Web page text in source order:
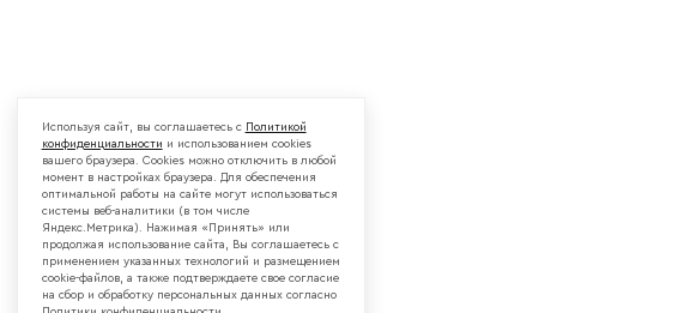
Используя сайт, вы соглашаетесь с Политикой
конфиденциальности и использованием cookies
вашего браузера. Cookies можно отключить в любой
момент в настройках браузера. Для обеспечения
оптимальной работы на сайте могут использоваться
системы веб-аналитики (в том числе
Яндекс.Метрика). Нажимая «Принять» или
продолжая использование сайта, Вы соглашаетесь с
применением указанных технологий и размещением
cookie-файлов, а также подтверждаете свое согласие
на сбор и обработку персональных данных согласно